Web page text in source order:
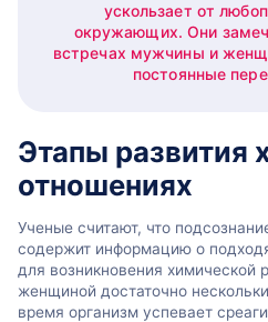
ускользает от
окружающих. Они
встречах мужчины и
постоянные
Этапы развития
отношениях
Ученые считают, что
содержит информацию о
для возникновения
женщиной достаточно
время организм успевает